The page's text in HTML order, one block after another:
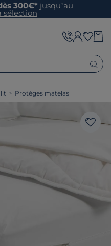
300€* jusqu’au
sélection
> Protèges matelas